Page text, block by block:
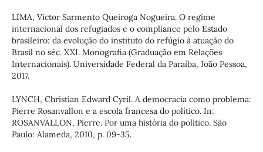
LIMA, Victor Sarmento Queiroga Nogueira. O regime
internacional dos refugiados e o compliance pelo Estado
brasileiro: da evolução do instituto do refúgio à atuação do
Brasil no séc. XXI. Monografia (Graduação em Relações
Internacionais). Universidade Federal da Paraíba, João Pessoa,
2017.
LYNCH, Christian Edward Cyril. A democracia como problema:
Pierre Rosanvallon e a escola francesa do político. In:
ROSANVALLON, Pierre. Por uma história do político. São
Paulo: Alameda, 2010, p. 09-35.